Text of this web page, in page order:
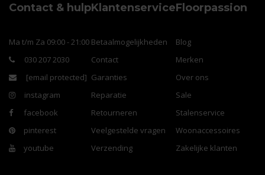
Contact & hulp
Ma t/m Za 09:00 - 21:00
030 207 2030
[email protected]
instagram
facebook
pinterest
youtube
Klantenservice
Betaalmogelijkheden
Contact
Garanties
Reparatie
Retourneren
Veelgestelde vragen
Verzending
Floorpassion
Blog
Merken
Over ons
Sale
Stalenservice
Woonaccessoires
Zakelijke klanten